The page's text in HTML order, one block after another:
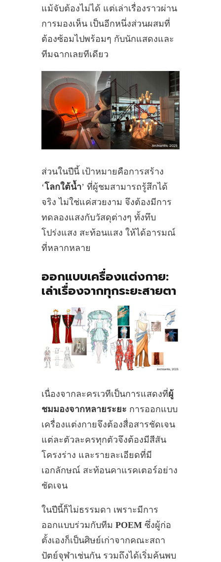
แม้จับต้องไม่ได้ แต่เล่าเรื่องราวผ่าน
การมองเห็น เป็นอีกหนึ่งส่วนผสมที่
ต้องซ้อมไปพร้อมๆ กับนักแสดงและ
ทีมฉากเลยทีเดียว
ส่วนในปีนี้ เป้าหมายคือการสร้าง
‘โลกใต้น้ำ’ ที่ผู้ชมสามารถรู้สึกได้
จริง ไม่ใช่แค่สวยงาม จึงต้องมีการ
ทดลองแสงกับวัสดุต่างๆ ทั้งทึบ
โปร่งแสง สะท้อนแสง ให้ได้อารมณ์
ที่หลากหลาย
ออกแบบเครื่องแต่งกาย:
เล่าเรื่องจากทุกระยะสายตา
เนื่องจากละครเวทีเป็นการแสดงที่ผู้
ชมมองจากหลายระยะ การออกแบบ
เครื่องแต่งกายจึงต้องสื่อสารชัดเจน
แต่ละตัวละครทุกตัวจึงต้องมีสีสัน
โครงร่าง และรายละเอียดที่มี
เอกลักษณ์ สะท้อนคาแรคเตอร์อย่าง
ชัดเจน
ในปีนี้ก็ไม่ธรรมดา เพราะมีการ
ออกแบบร่วมกับทีม POEM ซึ่งผู้ก่อ
ตั้งเองก็เป็นศิษย์เก่าจากคณะสถา
ปัตย์จุฬาเช่นกัน รวมถึงได้เริ่มค้นพบ